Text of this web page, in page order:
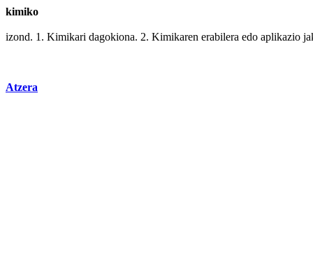
kimiko
izond. 1. Kimikari dagokiona. 2. Kimikaren erabilera edo aplikazio
Atzera